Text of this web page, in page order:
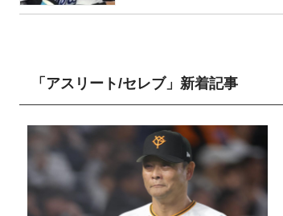
「アスリート/セレブ」新着記事